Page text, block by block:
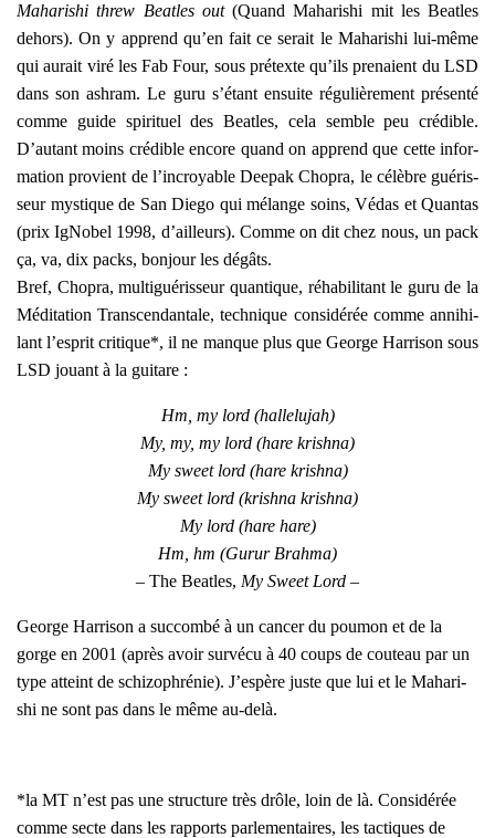
Maha­ri­shi threw Beatles out(Quand Maha­ri­shi mit les Beatles
dehors). On y apprend qu’en fait ce serait le Maha­ri­shi lui-même
qui aurait viré les Fab Four, sous pré­texte qu’ils pre­naient du LSD
dans son ash­ram. Le guru s’étant ensuite régu­liè­re­ment pré­sen­té
comme guide spi­ri­tuel des Beatles, cela semble peu cré­dible.
D’autant moins cré­dible encore quand on apprend que cette infor­
ma­tion pro­vient de l’incroyable Dee­pak Cho­pra, le célèbre gué­ris­
seur mys­tique de San Die­go qui mélange soins, Védas et Quan­tas
(prix IgNo­bel 1998, d’ailleurs). Comme on dit chez nous, un pack
ça, va, dix packs, bon­jour les dégâts.
Bref, Cho­pra, mul­ti­gué­ris­seur quan­tique, réha­bi­li­tant le guru de la
Médi­ta­tion Trans­cen­dan­tale, tech­nique consi­dé­rée comme anni­hi­
lant l’esprit cri­tique*, il ne manque plus que George Har­ri­son sous
LSD jouant à la gui­tare :
Hm, my lord (hal­le­lu­jah)
My, my, my lord (hare kri­sh­na)
My sweet lord (hare kri­sh­na)
My sweet lord (kri­sh­na kri­sh­na)
My lord (hare hare)
Hm, hm (Gurur Brah­ma)
– The Beatles, My Sweet Lord –
George Har­ri­son a suc­com­bé à un can­cer du pou­mon et de la
gorge en 2001 (après avoir sur­vé­cu à 40 coups de cou­teau par un
type atteint de schi­zo­phré­nie). J’es­père juste que lui et le Maha­ri­
shi ne sont pas dans le même au-delà.
*la MT n’est pas une struc­ture très drôle, loin de là. Consi­dé­rée
comme secte dans les rap­ports par­le­men­taires, les tac­tiques de